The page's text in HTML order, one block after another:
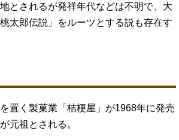
とされるが発祥年代などは不明で、大
太郎伝説」をルーツとする説も存在す
置く製菓業「桔梗屋」が1968年に発売
元祖とされる。